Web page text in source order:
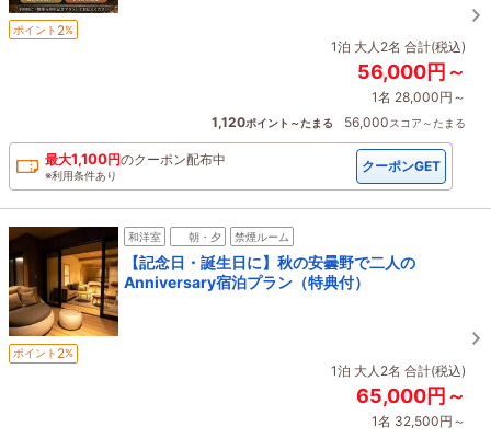
ポイント 2%
1泊 大人2名 合計(税込)
56,000円～
1名 28,000円～
1,120ポイント～たまる 56,000スコア～たまる
最大1,100円のクーポン配布中
※利用条件あり
クーポンGET
和洋室 朝・夕 禁煙ルーム
【記念日・誕生日に】秋の安曇野で二人の
Anniversary宿泊プラン（特典付）
ポイント 2%
1泊 大人2名 合計(税込)
65,000円～
1名 32,500円～